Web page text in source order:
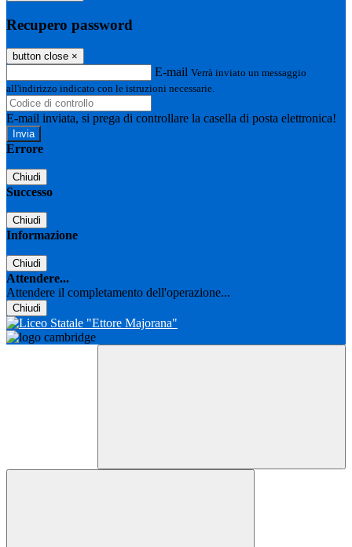
Recupero password
button close ×
E-mail Verrà inviato un messaggio
all'indirizzo indicato con le istruzioni necessarie.
E-mail inviata, si prega di controllare la casella di posta elettronica!
Errore
Chiudi
Successo
Chiudi
Informazione
Chiudi
Attendere...
Attendere il completamento dell'operazione...
Chiudi